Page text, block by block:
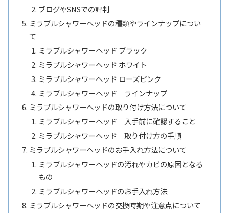
ブログやSNSでの評判
ミラブルシャワーヘッドの種類やラインナップについ
て
ミラブルシャワーヘッド ブラック
ミラブルシャワーヘッド ホワイト
ミラブルシャワーヘッド ローズピンク
ミラブルシャワーヘッド ラインナップ
ミラブルシャワーヘッドの取り付け方法について
ミラブルシャワーヘッド 入手前に確認すること
ミラブルシャワーヘッド 取り付け方の手順
ミラブルシャワーヘッドのお手入れ方法について
ミラブルシャワーヘッドの汚れやカビの原因となる
もの
ミラブルシャワーヘッドのお手入れ方法
ミラブルシャワーヘッドの交換時期や注意点について